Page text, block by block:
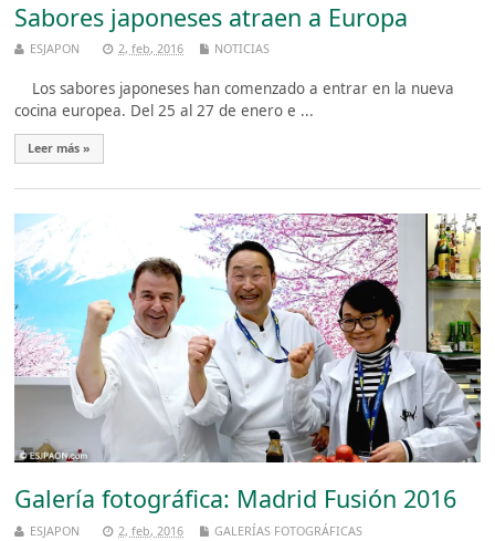
Sabores japoneses atraen a Europa
ESJAPON 2, feb, 2016 NOTICIAS
Los sabores japoneses han comenzado a entrar en la nueva
cocina europea. Del 25 al 27 de enero e ...
Leer más »
Galería fotográfica: Madrid Fusión 2016
ESJAPON 2, feb, 2016 GALERÍAS FOTOGRÁFICAS